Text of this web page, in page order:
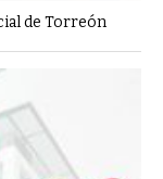
de Torreón